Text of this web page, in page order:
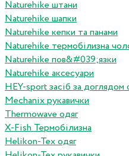
Naturehike штани
Naturehike шапки
Naturehike кепки та панами
Naturehike термобілизна
Naturehike пов&#039;язки
Naturehike аксесуари
HEY-sport засіб за доглядом
Mechanix рукавички
Thermowave одяг
X-Fish Термобілизна
Helikon-Tex одяг